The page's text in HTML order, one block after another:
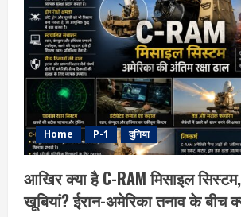
Home P-1 दुनिया
आखिर क्या है C-RAM मिसाइल
खूबियां? ईरान-अमेरिका तनाव के बीच